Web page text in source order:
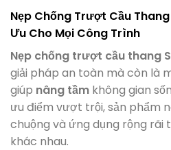
Nẹp Chống Trượt Cầu
Ưu Cho Mọi Công Trình
Nẹp chống trượt cầu thang
giải pháp an toàn mà còn là
giúp nâng tầm không gian
ưu điểm vượt trội, sản phẩm
chuộng và ứng dụng rộng rãi
khác nhau.